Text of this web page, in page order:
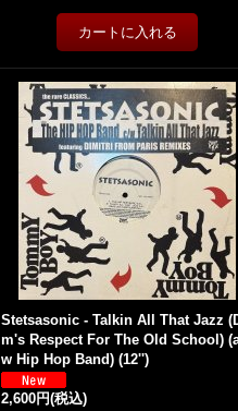
Stetsasonic - Talkin All That Jazz
m's Respect For The Old School)
w Hip Hop Band) (12'')
2,600円(税込)